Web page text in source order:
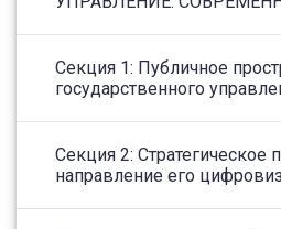
Секция 1: Публичное
государственного
Секция 2: Стратегическое
направление его